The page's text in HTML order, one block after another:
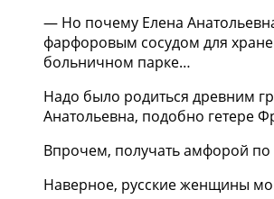
— Но почему Елена
фарфоровым сосудом для
больничном парке…
Надо было родиться древним
Анатольевна, подобно гетере
Впрочем, получать амфорой по
Наверное, русские женщины